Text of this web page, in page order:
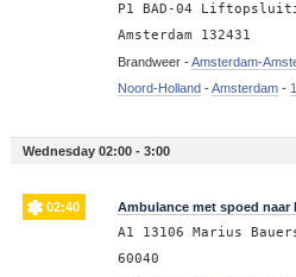
P1 BAD-04
Amsterdam 132431
Brandweer -Amsterdam-
Noord-Holland-Amsterdam-
Wednesday 02:00 - 3:00
02:40 Ambulance met spoed naar
A1 13106 Marius
60040